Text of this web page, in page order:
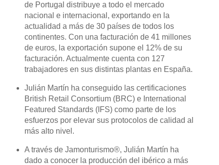
de Portugal distribuye a todo el mercado
nacional e internacional, exportando en la
actualidad a más de 30 países de todos los
continentes. Con una facturación de 41 millones
de euros, la exportación supone el 12% de su
facturación. Actualmente cuenta con 127
trabajadores en sus distintas plantas en España.
Julián Martín ha conseguido las certificaciones
British Retail Consortium (BRC) e International
Featured Standards (IFS) como parte de los
esfuerzos por elevar sus protocolos de calidad al
más alto nivel.
A través de Jamonturismo®, Julián Martín ha
dado a conocer la producción del ibérico a más